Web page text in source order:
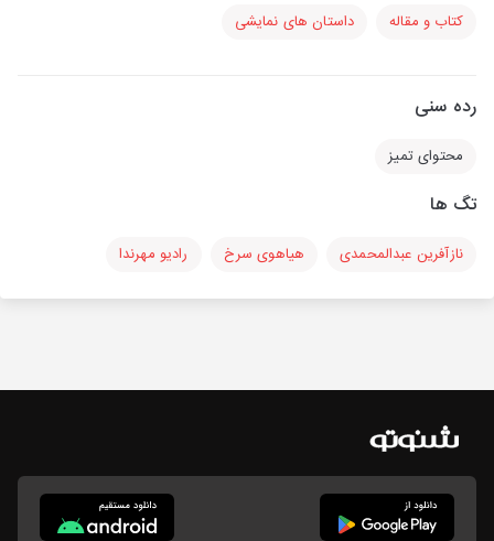
کتاب و مقاله داستان های نمایشی
رده سنی
محتوای تمیز
تگ ها
نازآفرین عبدالمحمدی هیاهوی سرخ رادیو مهرندا